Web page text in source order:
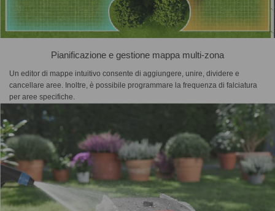
Pianificazione e gestione mappa multi-zona
Un editor di mappe intuitivo consente di aggiungere, unire, dividere e
cancellare aree. Inoltre, è possibile programmare la frequenza di falciatura
per aree specifiche.